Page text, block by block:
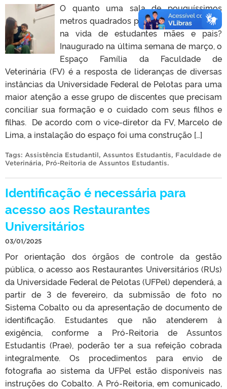
O quanto uma sala de pouquíssimos
metros quadrados pode ter de significado
na vida de estudantes mães e pais?
Inaugurado na última semana de março, o
Espaço Família da Faculdade de
Veterinária (FV) é a resposta de lideranças de diversas
instâncias da Universidade Federal de Pelotas para uma
maior atenção a esse grupo de discentes que precisam
conciliar sua formação e o cuidado com seus filhos e
filhas. De acordo com o vice-diretor da FV, Marcelo de
Lima, a instalação do espaço foi uma construção […]
Tags: Assistência Estudantil, Assuntos Estudantis, Faculdade de
Veterinária, Pró-Reitoria de Assuntos Estudantis.
Identificação é necessária para
acesso aos Restaurantes
Universitários
03/01/2025
Por orientação dos órgãos de controle da gestão
pública, o acesso aos Restaurantes Universitários (RUs)
da Universidade Federal de Pelotas (UFPel) dependerá, a
partir de 3 de fevereiro, da submissão de foto no
Sistema Cobalto ou da apresentação de documento de
identificação. Estudantes que não atenderem à
exigência, conforme a Pró-Reitoria de Assuntos
Estudantis (Prae), poderão ter a sua refeição cobrada
integralmente. Os procedimentos para envio de
fotografia ao sistema da UFPel estão disponíveis nas
instruções do Cobalto. A Pró-Reitoria, em comunicado,